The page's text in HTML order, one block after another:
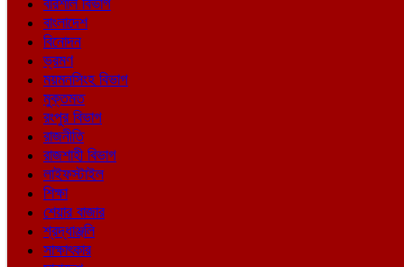
বরিশাল বিভাগ
বাংলাদেশ
বিনোদন
ভ্রমণ
ময়মনসিংহ বিভাগ
মুক্তমত
রংপুর বিভাগ
রাজনীতি
রাজশাহী বিভাগ
লাইফস্টাইল
শিক্ষা
শেয়ার বাজার
শ্রদ্ধাঞ্জলি
সাক্ষাৎকার